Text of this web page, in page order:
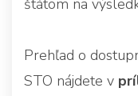
štátom na
Prehľad o
STO nájdete v